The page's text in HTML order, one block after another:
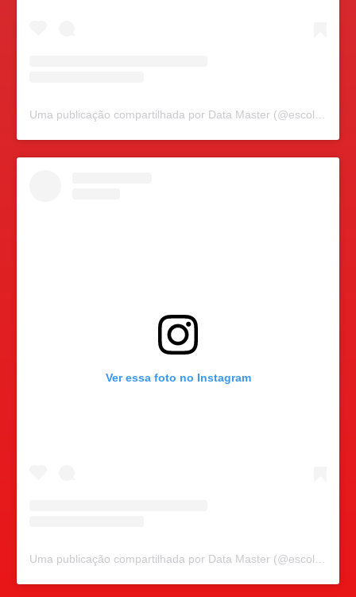
Uma publicação compartilhada por Data Master (@escoladatamaster)
Ver essa foto no Instagram
Uma publicação compartilhada por Data Master (@escoladatamaster)